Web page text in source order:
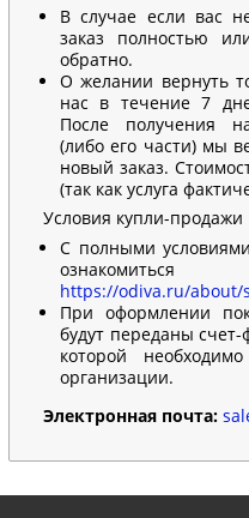
В случае если вас
заказ полностью
обратно.
О желании вернуть
нас в течение 7
После получения
(либо его части) мы
новый заказ.
(так как услуга
Условия купли-продажи
С полными
https://odiva.ru/about/
При оформлении
будут переданы счет-
которой
организации.
Электронная почта: